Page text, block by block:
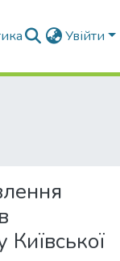
Увійти
Київської